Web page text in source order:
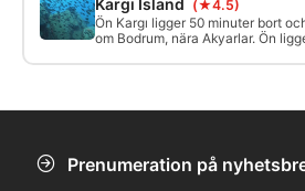
skorstenen en efter en och var
inte sparkar på svamparna. Det är
sorters ömtåliga koraller.
(★4.5)
Ön Kargı ligger 50 minuter bort
om Bodrum, nära Akyarlar. Ön
ström, men det ger också ett rikt
utmanande.
Prenumeration på